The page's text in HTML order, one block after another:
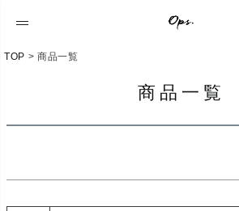
TOP 商品一覧
商品一覧
価格が高い順
キーワードヒット順
検索